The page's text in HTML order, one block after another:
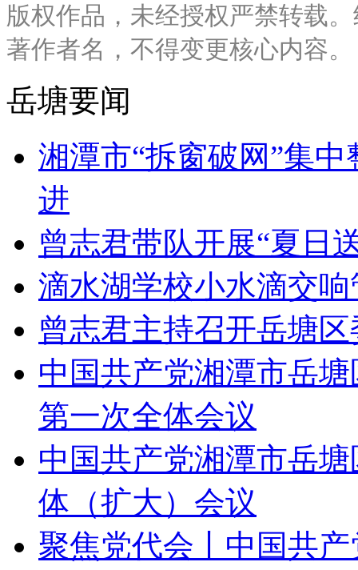
版权作品，未经授权严禁转载
著作者名，不得变更核心内容。
岳塘要闻
湘潭市“拆窗破网”集
进
曾志君带队开展“夏日
滴水湖学校小水滴交
曾志君主持召开岳塘
中国共产党湘潭市岳
第一次全体会议
中国共产党湘潭市岳
体（扩大）会议
聚焦党代会丨中国共